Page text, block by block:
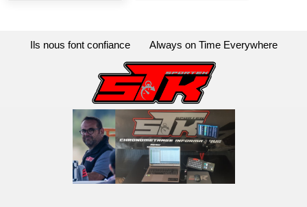
Ils nous font confiance Always on Time Everywhere